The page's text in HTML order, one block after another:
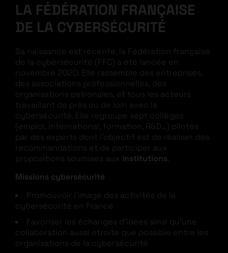
LA FÉDÉRATION FRANÇAISE
DE LA CYBERSÉCURITÉ
Sa naissance est récente, la Fédération française
de la cybersécurité (FFC) a été lancée en
novembre 2020. Elle rassemble des entreprises,
des associations professionnelles, des
organisations patronales, et tous les acteurs
travaillant de près ou de loin avec la
cybersécurité. Elle regroupe sept collèges
(emploi, international, formation, R&D…) pilotés
par des experts dont l’objectif est de réaliser des
recommandations et de participer aux
propositions soumises aux institutions.
Missions cybersécurité
Promouvoir l’image des activités de la
cybersécurité en France
Favoriser les échanges d’idées ainsi qu’une
collaboration aussi étroite que possible entre les
organisations de la cybersécurité